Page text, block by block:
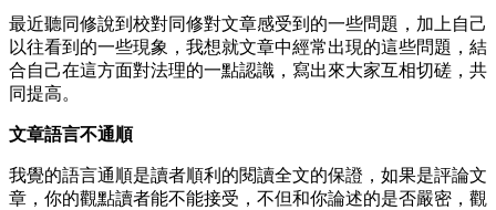
最近聽同修說到校對同修對文章感受到的一些問題，加上自己
以往看到的一些現象，我想就文章中經常出現的這些問題，結
合自己在這方面對法理的一點認識，寫出來大家互相切磋，共
同提高。
文章語言不通順
我覺的語言通順是讀者順利的閱讀全文的保證，如果是評論文
章，你的觀點讀者能不能接受，不但和你論述的是否嚴密，觀